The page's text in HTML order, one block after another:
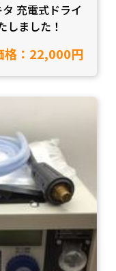
充電式ドライ
たしました！
格：22,000円